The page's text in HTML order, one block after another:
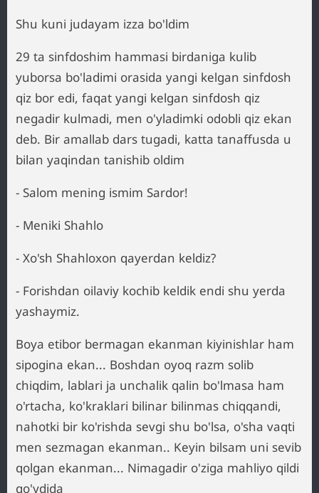
Shu kuni judayam izza bo'ldim
29 ta sinfdoshim hammasi birdaniga kulib
yuborsa bo'ladimi orasida yangi kelgan sinfdosh
qiz bor edi, faqat yangi kelgan sinfdosh qiz
negadir kulmadi, men o'yladimki odobli qiz ekan
deb. Bir amallab dars tugadi, katta tanaffusda u
bilan yaqindan tanishib oldim
- Salom mening ismim Sardor!
- Meniki Shahlo
- Xo'sh Shahloxon qayerdan keldiz?
- Forishdan oilaviy kochib keldik endi shu yerda
yashaymiz.
Boya etibor bermagan ekanman kiyinishlar ham
sipogina ekan... Boshdan oyoq razm solib
chiqdim, lablari ja unchalik qalin bo'lmasa ham
o'rtacha, ko'kraklari bilinar bilinmas chiqqandi,
nahotki bir ko'rishda sevgi shu bo'lsa, o'sha vaqti
men sezmagan ekanman.. Keyin bilsam uni sevib
qolgan ekanman... Nimagadir o'ziga mahliyo qildi
qo'ydida